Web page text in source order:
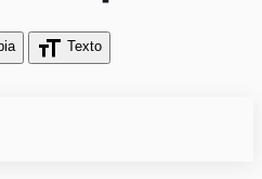
format_size Texto